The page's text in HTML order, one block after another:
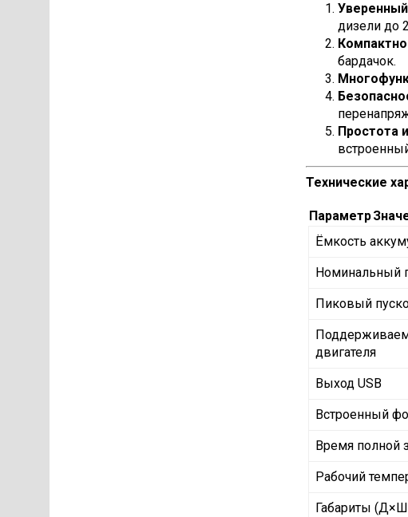
дизели до
бардачок.
Простота
Технические
Параметр
Ёмкость
Номинальный
Пиковый
двигателя
Выход USB
Встроенный
Время полной
Рабочий
Габариты